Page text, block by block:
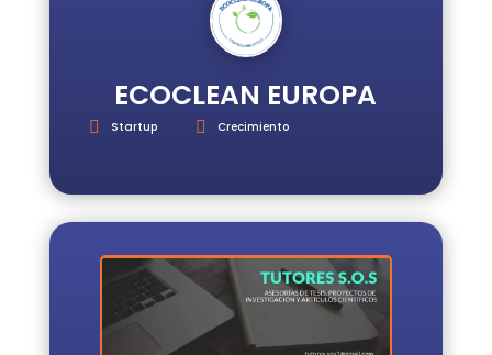
ECOCLEAN EUROPA
Startup Crecimiento